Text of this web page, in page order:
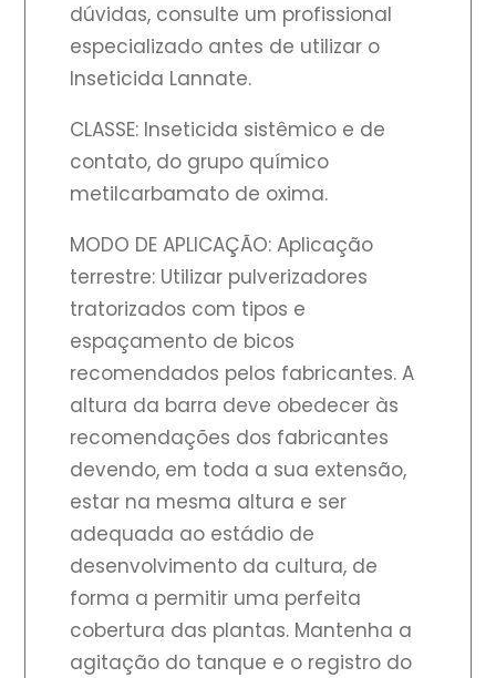
dúvidas, consulte um profissional
especializado antes de utilizar o
Inseticida Lannate.
CLASSE: Inseticida sistêmico e de
contato, do grupo químico
metilcarbamato de oxima.
MODO DE APLICAÇÃO: Aplicação
terrestre: Utilizar pulverizadores
tratorizados com tipos e
espaçamento de bicos
recomendados pelos fabricantes. A
altura da barra deve obedecer às
recomendações dos fabricantes
devendo, em toda a sua extensão,
estar na mesma altura e ser
adequada ao estádio de
desenvolvimento da cultura, de
forma a permitir uma perfeita
cobertura das plantas. Mantenha a
agitação do tanque e o registro do